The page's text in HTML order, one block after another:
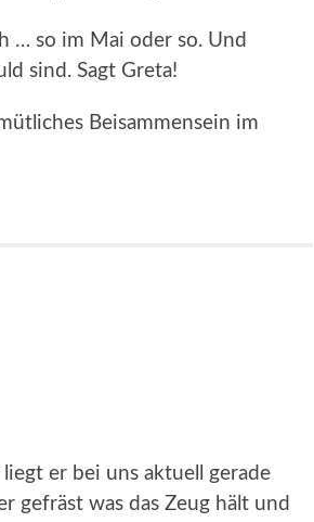
… so im Mai oder so. Und
sind. Sagt Greta!
Beisammensein im
er bei uns aktuell gerade
gefräst was das Zeug hält und